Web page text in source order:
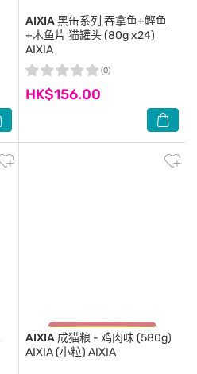
AIXIA黑缶系列 吞拿鱼+鲣鱼
+木鱼片 猫罐头 (80g x24)
AIXIA
HK$156.00
(0)
AIXIA 成猫粮 - 鸡肉味 (580g)
AIXIA (小粒) AIXIA